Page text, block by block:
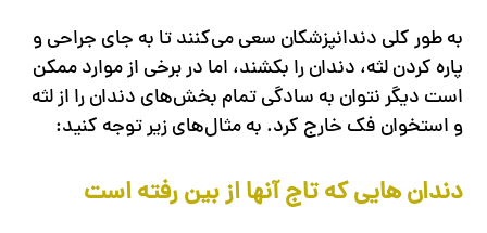
به طور کلی دندانپزشکان سعی می‌کنند تا به جای جراحی و
پاره کردن لثه، دندان را بکشند، اما در برخی از موارد ممکن
است دیگر نتوان به سادگی تمام بخش‌های دندان را از لثه
و استخوان فک خارج کرد. به مثال‌های زیر توجه کنید:
دندان هایی که تاج آنها از بین رفته است